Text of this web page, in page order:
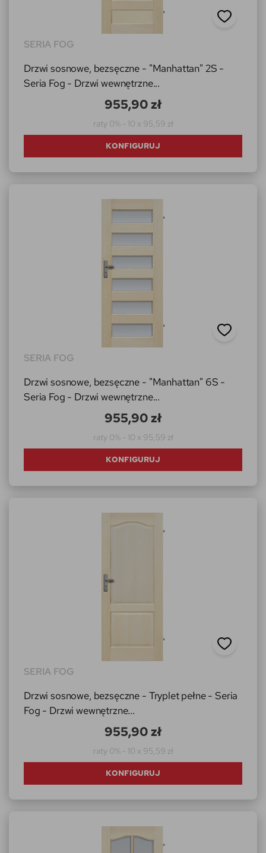
SERIA FOG
Drzwi sosnowe, bezsęczne - "Manhattan" 2S -
Seria Fog - Drzwi wewnętrzne...
955,90 zł
raty 0% - 10 x 95,59 zł
KONFIGURUJ
SERIA FOG
Drzwi sosnowe, bezsęczne - "Manhattan" 6S -
Seria Fog - Drzwi wewnętrzne...
955,90 zł
raty 0% - 10 x 95,59 zł
KONFIGURUJ
SERIA FOG
Drzwi sosnowe, bezsęczne - Tryplet pełne - Seria
Fog - Drzwi wewnętrzne...
955,90 zł
raty 0% - 10 x 95,59 zł
KONFIGURUJ